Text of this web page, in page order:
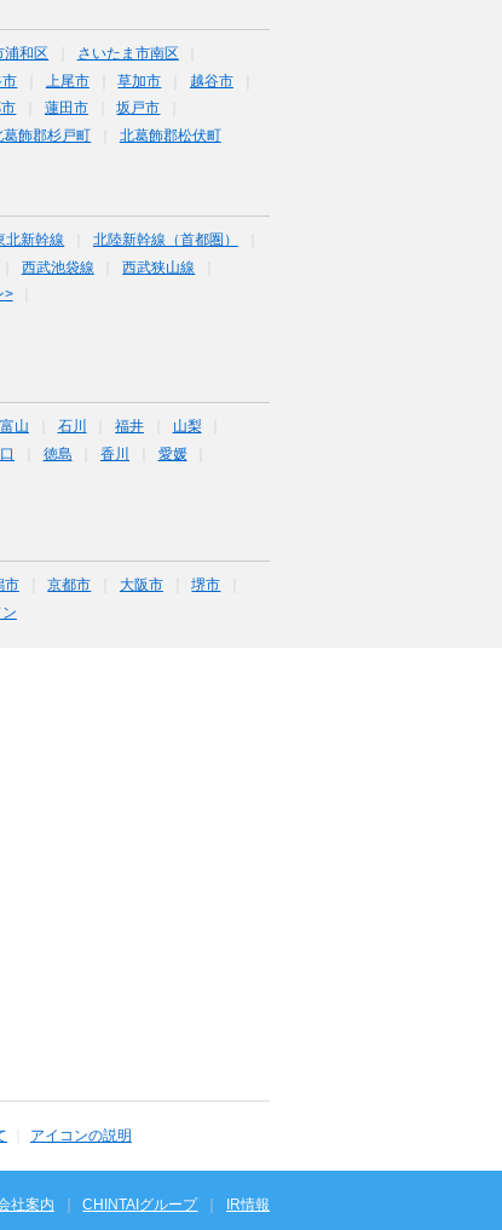
浦和区
さいたま市南区
市 上尾市 草加市
越谷市
蓮田市
坂戸市
葛飾郡杉戸町 北葛飾郡松伏町
北新幹線
北陸新幹線（首都圏）
西武池袋線
西武狭山線
>
富山 石川 福井
山梨
徳島 香川
愛媛
市 京都市 大阪市
堺市
ン
アイコンの説明
社案内 CHINTAIグループ IR情報